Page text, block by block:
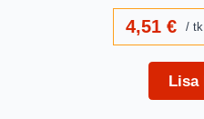
4,51€ tk
Lisa